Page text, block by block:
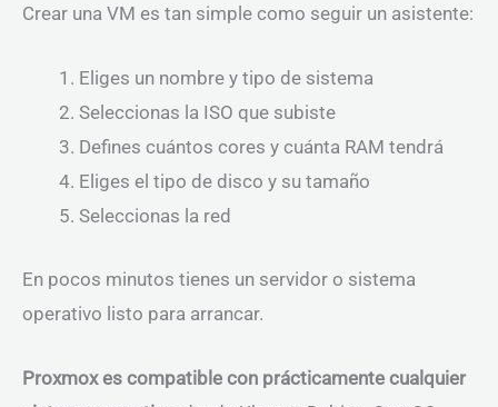
Crear una VM es tan simple como seguir un asistente:
Eliges un nombre y tipo de sistema
Seleccionas la ISO que subiste
Defines cuántos cores y cuánta RAM tendrá
Eliges el tipo de disco y su tamaño
Seleccionas la red
En pocos minutos tienes un servidor o sistema
operativo listo para arrancar.
Proxmox es compatible con prácticamente cualquier